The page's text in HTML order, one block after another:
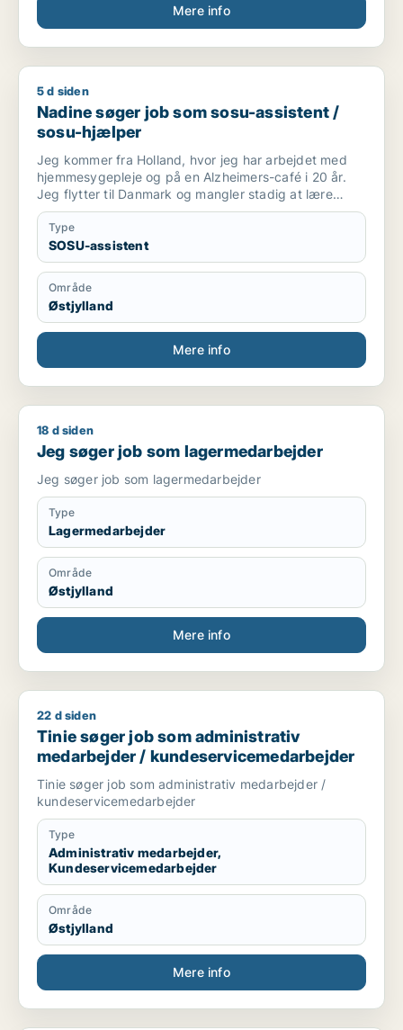
Mere info
Nadine søger job som sosu-assistent / sosu-hjælper
5 d siden
Nadine søger job som sosu-assistent /
sosu-hjælper
Jeg kommer fra Holland, hvor jeg har arbejdet med
hjemmesygepleje og på en Alzheimers-café i 20 år.
Jeg flytter til Danmark og mangler stadig at lære
sproget godt, før jeg kan arbejde som sygeplejerske.
Type
SOSU-assistent
Område
Østjylland
Mere info
Jeg søger job som lagermedarbejder
18 d siden
Jeg søger job som lagermedarbejder
Jeg søger job som lagermedarbejder
Type
Lagermedarbejder
Område
Østjylland
Mere info
Tinie søger job som administrativ medarbejder /
22 d siden
Tinie søger job som administrativ
medarbejder / kundeservicemedarbejder
Tinie søger job som administrativ medarbejder /
kundeservicemedarbejder
Type
Administrativ medarbejder,
Kundeservicemedarbejder
Område
Østjylland
Mere info